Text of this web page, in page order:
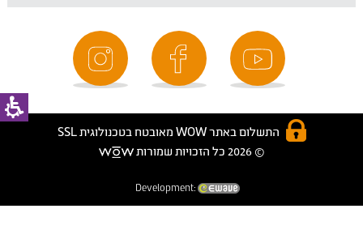
התשלום באתר WOW מאובטח בטכנולוגית SSL
© 2026 כל הזכויות שמורות
Development: